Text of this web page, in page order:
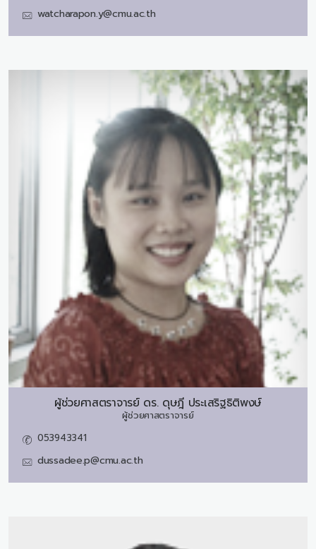
watcharapon.y@cmu.ac.th
ผู้ช่วยศาสตราจารย์ ดร. ดุษฎี ประเสริฐธิติพงษ์
ผู้ช่วยศาสตราจารย์
053943341
dussadee.p@cmu.ac.th